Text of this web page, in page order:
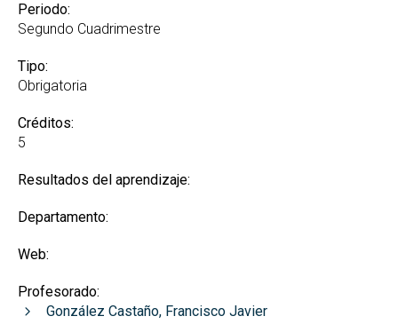
Periodo:
Segundo Cuadrimestre
Tipo:
Obrigatoria
Créditos:
5
Resultados del aprendizaje:
Departamento:
Web:
Profesorado:
González Castaño, Francisco Javier